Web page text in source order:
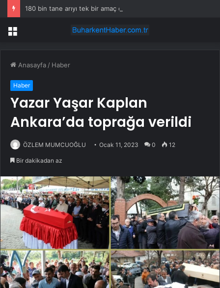
180 bin tane arıyı tek bir amaç doğaya saldılar
Menü
Anasayfa / Haber
Haber
Yazar Yaşar Kaplan
Ankara’da toprağa verildi
ÖZLEM MUMCUOĞLU Ocak 11, 2023 0 12
Bir dakikadan az